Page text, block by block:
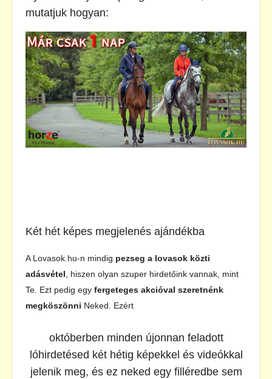
mutatjuk hogyan:
Két hét képes megjelenés ajándékba
A Lovasok.hu-n mindig pezseg a lovasok közti
adásvétel , hiszen olyan szuper hirdetőink vannak, mint
Te. Ezt pedig egy fergeteges akcióval szeretnénk
megköszönni Neked. Ezért
októberben minden újonnan feladott
lóhirdetésed két hétig képekkel és videókkal
jelenik meg, és ez neked egy filléredbe sem